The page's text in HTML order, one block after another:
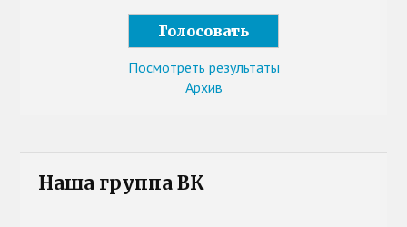
Посмотреть результаты
Архив
Наша группа ВК